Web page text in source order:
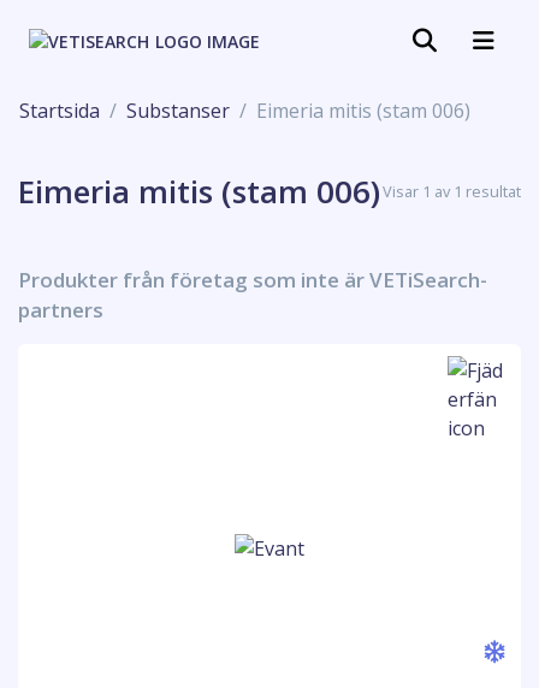
Startsida Substanser Eimeria mitis (stam 006)
Eimeria mitis (stam 006)Visar 1 av 1 resultat
Produkter från företag som inte är VETiSearch-
partners